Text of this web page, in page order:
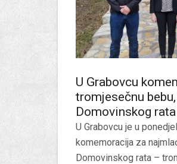
U Grabovcu
tromjesečnu
Domovinskog rata
U Grabovcu je u
komemoracija za
Domovinskog rata –